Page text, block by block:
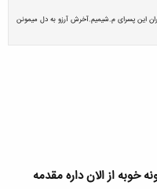
این پسرای م.شیمیم.آخرش آرزو به دل میمونن
از الان داره مقدمه